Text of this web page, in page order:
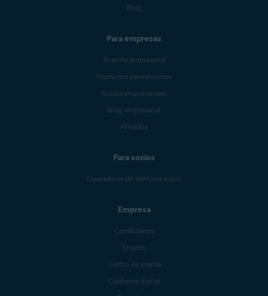
Blog
Para empresas
Soporte empresarial
Productos para empresa
Socios empresariales
Blog empresarial
Afiliados
Para socios
Operadores de telefonía móvil
Empresa
Contáctenos
Empleo
Centro de prensa
Confianza digital